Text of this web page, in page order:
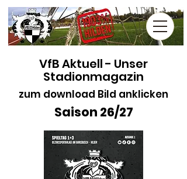
VfB Aktuell - Unser
Stadionmagazin
zum download Bild anklicken
Saison 26/27